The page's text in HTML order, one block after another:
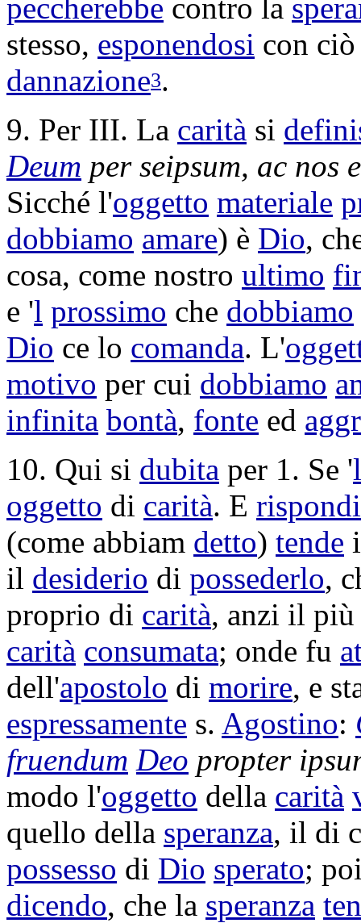
peccherebbe contro la
stesso, esponendosi con
dannazione3.
9. Per III. La carità si
Deum per seipsum, ac nos
Sicché l'oggetto materiale
dobbiamo amare) è Dio,
cosa, come nostro ultimo
e 'l prossimo che dobbiamo
Dio ce lo comanda. L'
motivo per cui dobbiamo
infinita bontà, fonte ed
10. Qui si dubita per 1. Se 'l
oggetto di carità. E
(come abbiam detto) tende
il desiderio di possederlo,
proprio di carità, anzi il
carità consumata; onde fu
dell'apostolo di morire, e
espressamente s. Agostino:
fruendum Deo propter
modo l'oggetto della carità
quello della speranza, il di
possesso di Dio sperato;
dicendo, che la speranza